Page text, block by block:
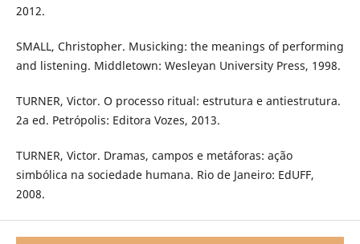
2012.
SMALL, Christopher. Musicking: the meanings of performing
and listening. Middletown: Wesleyan University Press, 1998.
TURNER, Victor. O processo ritual: estrutura e antiestrutura.
2a ed. Petrópolis: Editora Vozes, 2013.
TURNER, Victor. Dramas, campos e metáforas: ação
simbólica na sociedade humana. Rio de Janeiro: EdUFF,
2008.